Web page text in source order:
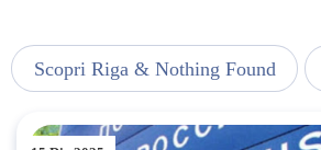
Scopri Riga & Nothing Found